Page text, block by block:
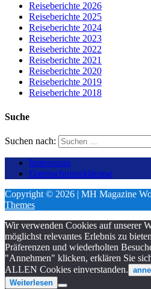
Reiseberichte 2026
Reiseberichte 2025
Reiseberichte 2024
Reiseberichte 2023
Reiseberichte 2022
Reiseberichte 2021
Reiseberichte 2020
Reiseberichte 2019
Reiseberichte 2018
Suche
Suchen nach:
Impressum
Datenschutzerklärung
Copyright © 2026 | MH Magazine
Themes
Wir verwenden Cookies auf unserer
möglichst relevantes Erlebnis zu
Präferenzen und wiederholten
"Annehmen" klicken, erklären Sie
ALLEN Cookies einverstanden.
Weiterlesen